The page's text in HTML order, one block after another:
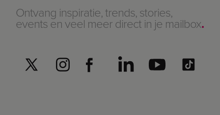
Ontvang inspiratie, trends, stories,
events en veel meer direct in je mailbox.